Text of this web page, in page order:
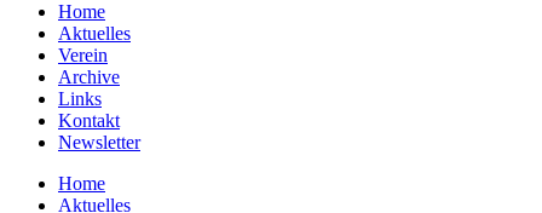
Home
Aktuelles
Verein
Archive
Links
Kontakt
Newsletter
Home
Aktuelles